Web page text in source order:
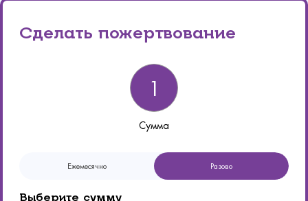
Сделать пожертвование
Сумма
Ежемесячно Разово
Выберите сумму